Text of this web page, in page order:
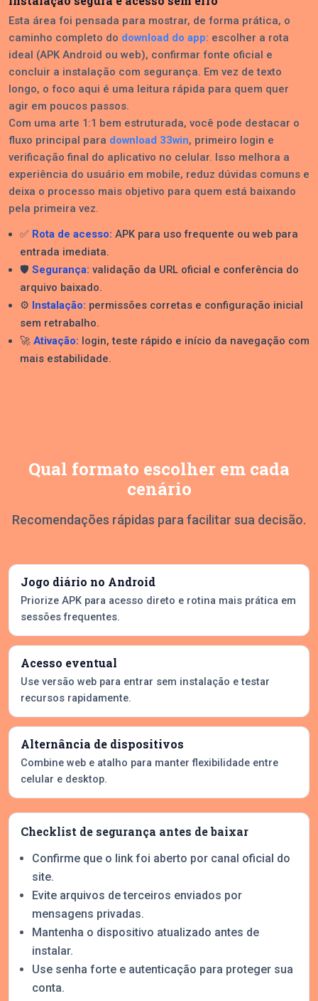
Esta área foi pensada para mostrar, de forma prática, o
caminho completo do download do app: escolher a rota
ideal (APK Android ou web), confirmar fonte oficial e
concluir a instalação com segurança. Em vez de texto
longo, o foco aqui é uma leitura rápida para quem quer
agir em poucos passos.
Com uma arte 1:1 bem estruturada, você pode destacar o
fluxo principal para download 33win, primeiro login e
verificação final do aplicativo no celular. Isso melhora a
experiência do usuário em mobile, reduz dúvidas comuns e
deixa o processo mais objetivo para quem está baixando
pela primeira vez.
✅ Rota de acesso: APK para uso frequente ou web para
entrada imediata.
🛡️ Segurança: validação da URL oficial e conferência do
arquivo baixado.
⚙️ Instalação: permissões corretas e configuração inicial
sem retrabalho.
🚀 Ativação: login, teste rápido e início da navegação com
mais estabilidade.
Qual formato escolher em cada
cenário
Recomendações rápidas para facilitar sua decisão.
Jogo diário no Android
Priorize APK para acesso direto e rotina mais prática em
sessões frequentes.
Acesso eventual
Use versão web para entrar sem instalação e testar
recursos rapidamente.
Alternância de dispositivos
Combine web e atalho para manter flexibilidade entre
celular e desktop.
Checklist de segurança antes de baixar
Confirme que o link foi aberto por canal oficial do
site.
Evite arquivos de terceiros enviados por
mensagens privadas.
Mantenha o dispositivo atualizado antes de
instalar.
Use senha forte e autenticação para proteger sua
conta.